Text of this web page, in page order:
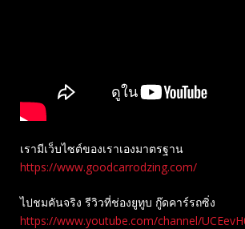
เรามีเว็บไซต์ของเราเองมาตรฐาน
https://www.goodcarrodzing.com/
ไปชมคันจริง รีวิวที่ช่องยู​ทูบ​ กู๊ดคาร์รถซิ่ง
https://www.youtube.com/channel/